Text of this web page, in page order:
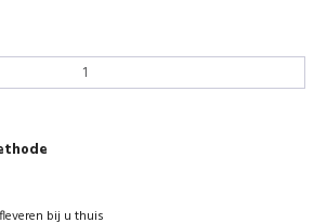
bij u thuis